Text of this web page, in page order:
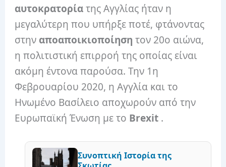
αυτοκρατορίατης Αγγλίας ήταν η
μεγαλύτερη που υπήρξε ποτέ, φτάνοντας
στην αποαποικιοποίηση τον 20ο αιώνα,
η πολιτιστική επιρροή της οποίας είναι
ακόμη έντονα παρούσα. Την 1η
Φεβρουαρίου 2020, η Αγγλία και το
Ηνωμένο Βασίλειο αποχωρούν από την
Ευρωπαϊκή Ένωση με το Brexit .
Συνοπτική Ιστορία της